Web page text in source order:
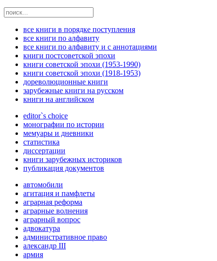
все книги в порядке поступления
все книги по алфавиту
все книги по алфавиту и с аннотациями
книги постсоветской эпохи
книги советской эпохи (1953-1990)
книги советской эпохи (1918-1953)
дореволюционные книги
зарубежные книги на русском
книги на английском
editor`s choice
монографии по истории
мемуары и дневники
статистика
диссертации
книги зарубежных историков
публикация документов
автомобили
агитация и памфлеты
аграрная реформа
аграрные волнения
аграрный вопрос
адвокатура
административное право
александр III
армия